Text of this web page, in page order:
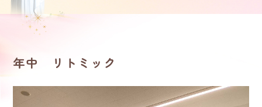
年中 リトミック